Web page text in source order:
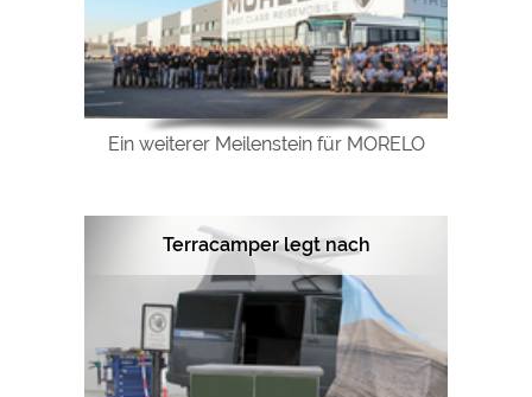
Ein weiterer Meilenstein für MORELO
Terracamper legt nach